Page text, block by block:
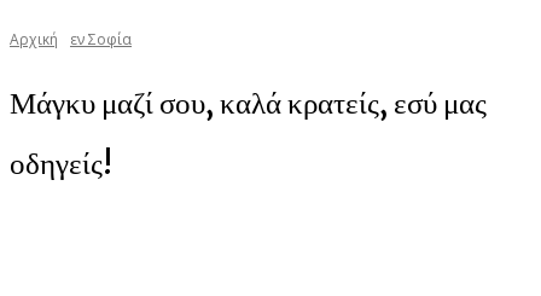
Αρχική εν Σοφία
Μάγκυ μαζί σου, καλά κρατείς, εσύ μας
οδηγείς!